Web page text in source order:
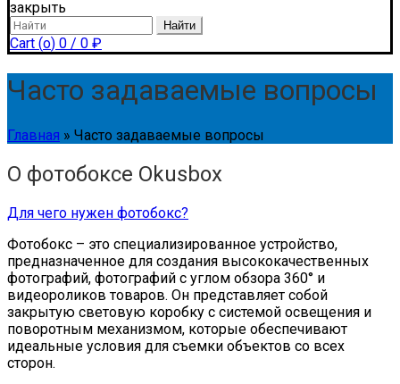
закрыть
Search
for:
Найти
Cart (o) 0 / 0 ₽
Часто задаваемые вопросы
Главная » Часто задаваемые вопросы
О фотобоксе Okusbox
Для чего нужен фотобокс?
Фотобокс – это специализированное устройство,
предназначенное для создания высококачественных
фотографий, фотографий с углом обзора 360° и
видеороликов товаров. Он представляет собой
закрытую световую коробку с системой освещения и
поворотным механизмом, которые обеспечивают
идеальные условия для съемки объектов со всех
сторон.